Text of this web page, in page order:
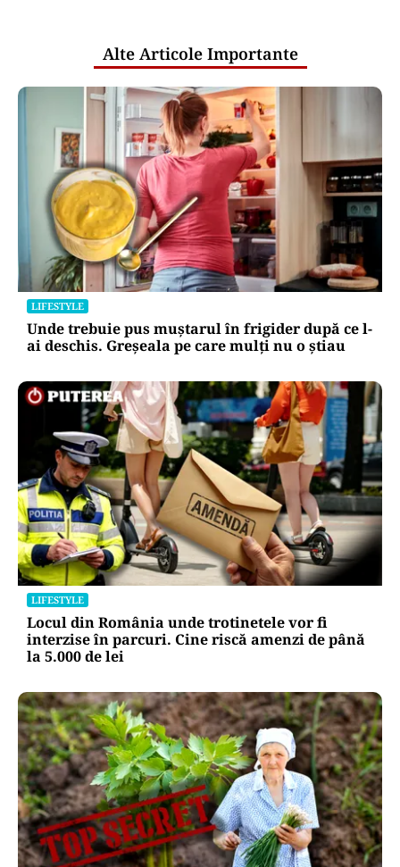
Alte Articole Importante
LIFESTYLE
Unde trebuie pus muștarul în frigider după ce l-
ai deschis. Greșeala pe care mulți nu o știau
LIFESTYLE
Locul din România unde trotinetele vor fi
interzise în parcuri. Cine riscă amenzi de până
la 5.000 de lei